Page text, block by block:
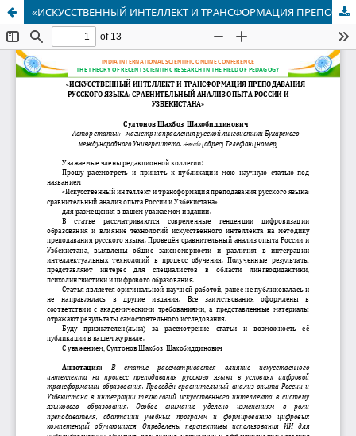
«ИСКУССТВЕННЫЙ ИНТЕЛЛЕКТ И ТРАНСФОРМАЦИЯ ПРЕПОДАВАНИЯ РУССКОГО ЯЗЫКА: СРАВНИТЕЛЬНЫЙ АНАЛИЗ ОПЫТА РОССИИ И УЗБЕКИСТАНА»